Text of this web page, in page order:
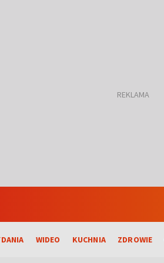
WIDEO KUCHNIA ZDROWIE